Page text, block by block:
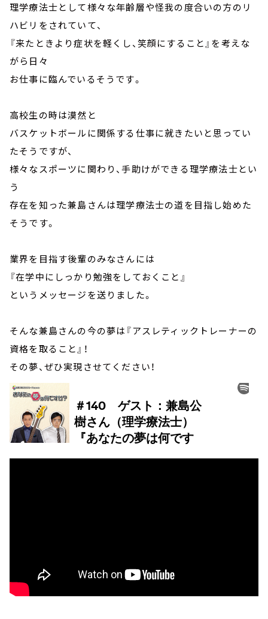
理学療法士として様々な年齢層や怪我の度合いの方のリ
ハビリをされていて、
『来たときより症状を軽くし、笑顔にすること』を考えな
がら日々
お仕事に臨んでいるそうです。
高校生の時は漠然と
バスケットボールに関係する仕事に就きたいと思ってい
たそうですが、
様々なスポーツに関わり、手助けができる理学療法士とい
う
存在を知った兼島さんは理学療法士の道を目指し始めた
そうです。
業界を目指す後輩のみなさんには
『在学中にしっかり勉強をしておくこと』
というメッセージを送りました。
そんな兼島さんの今の夢は『アスレティックトレーナーの
資格を取ること』！
その夢、ぜひ実現させてください！